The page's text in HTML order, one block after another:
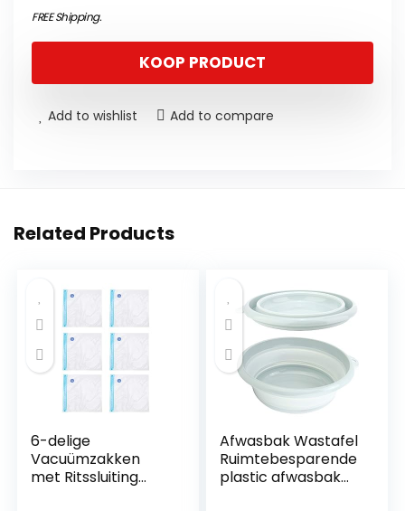
FREE Shipping.
KOOP PRODUCT
Add to wishlist Add to compare
Related Products
6-delige
Vacuümzakken
met Ritssluiting
Afwasbak Wastafel
Ruimtebesparende
plastic afwasbak